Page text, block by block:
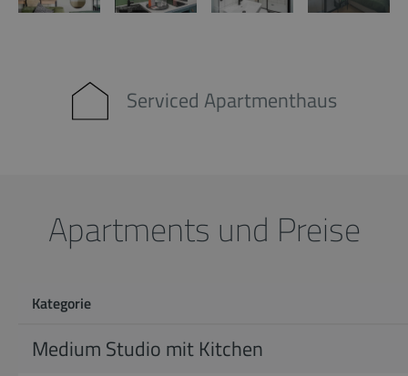
Serviced Apartmenthaus
Apartments und Preise
Kategorie
Medium Studio mit Kitchen